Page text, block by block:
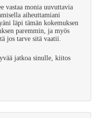
vastaa monia uuvuttavia
aiheuttamiani
läpi tämän kokemuksen
paremmin, ja myös
jos tarve sitä vaatii.
jatkoa sinulle, kiitos